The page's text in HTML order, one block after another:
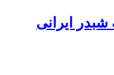
ایرانی